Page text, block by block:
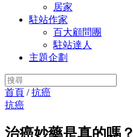
居家
駐站作家
百大顧問團
駐站達人
主題企劃
首頁 /抗癌
抗癌
治癌妙藥是真的嗎？